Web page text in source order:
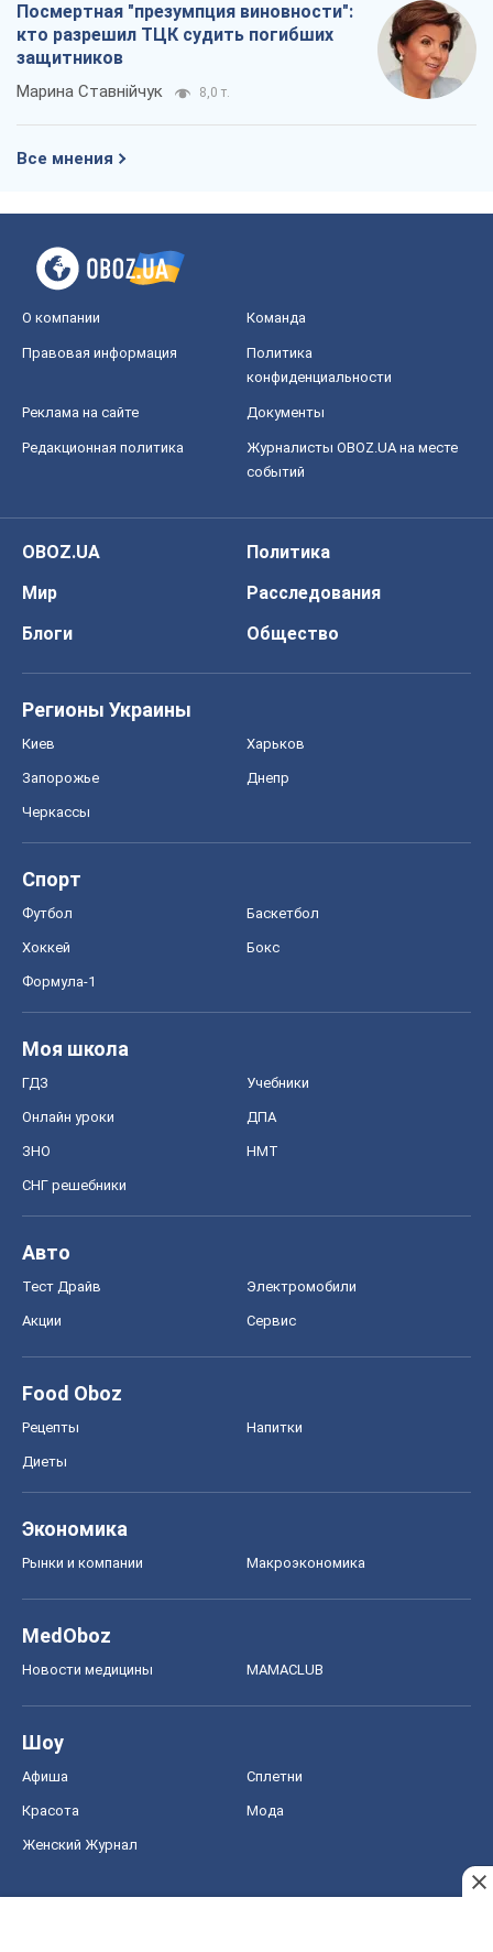
Посмертная "презумпция виновности":
кто разрешил ТЦК судить погибших
защитников
Марина Ставнійчук 8,0 т.
Все мнения
О компании Команда
Правовая информация
Политика
конфиденциальности
Реклама на сайте Документы
Редакционная политика
Журналисты OBOZ.UA на месте
событий
OBOZ.UA
Политика
Мир
Расследования
Блоги
Общество
Регионы Украины
Киев Харьков
Запорожье Днепр
Черкассы
Спорт
Футбол Баскетбол
Хоккей Бокс
Формула-1
Моя школа
ГДЗ Учебники
Онлайн уроки ДПА
ЗНО НМТ
СНГ решебники
Авто
Тест Драйв Электромобили
Акции Сервис
Food Oboz
Рецепты Напитки
Диеты
Экономика
Рынки и компании Mакроэкономика
MedOboz
Новости медицины MAMACLUB
Шоу
Афиша Сплетни
Красота Мода
Женский Журнал